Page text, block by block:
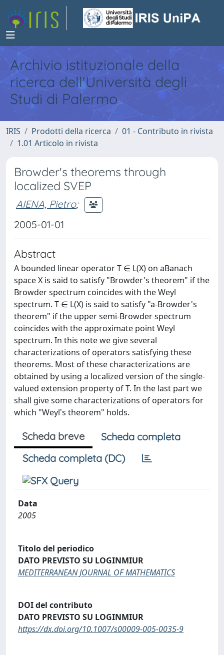
Archivio istituzionale della
ricerca dell'Università degli
Studi di Palermo
IRIS Prodotti della ricerca
01 - Contributo in rivista
1.01 Articolo in rivista
Browder's theorems through
localized SVEP
AIENA, Pietro;
2005-01-01
Abstract
A bounded linear operator T ∈ L(X) on aBanach
space X is said to satisfy "Browder's theorem" if the
Browder spectrum coincides with the Weyl
spectrum. T ∈ L(X) is said to satisfy "a-Browder's
theorem" if the upper semi-Browder spectrum
coincides with the approximate point Weyl
spectrum. In this note we give several
characterizations of operators satisfying these
theorems. Most of these characterizations are
obtained by using a localized version of the single-
valued extension property of T. In the last part we
shall give some characterizations of operators for
which "Weyl's theorem" holds.
Scheda breve
Scheda completa
Scheda completa (DC)
Data
2005
Titolo del periodico
DATO PREVISTO SU LOGINMIUR
MEDITERRANEAN JOURNAL OF MATHEMATICS
DOI del contributo
DATO PREVISTO SU LOGINMIUR
https://dx.doi.org/10.1007/s00009-005-0035-9